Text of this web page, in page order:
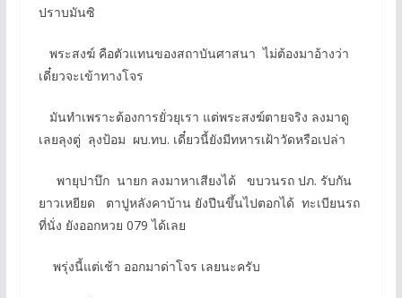
ปราบมันซิ
พระสงฆ์ คือตัวแทนของสถาบันศาสนา ไม่ต้องมาอ้างว่า
เดี๋ยวจะเข้าทางโจร
มันทำเพราะต้องการยั่วยุเรา แต่พระสงฆ์ตายจริง ลงมาดู
เลยลุงตู่ ลุงป้อม ผบ.ทบ. เดี๋ยวนี้ยังมีทหารเฝ้าวัดหรือเปล่า
พายุปาบึก นายก ลงมาหาเสียงได้ ขบวนรถ ปภ. รับกัน
ยาวเหยียด ตาปูหลังคาบ้าน ยังปีนขึ้นไปตอกได้ ทะเบียนรถ
ที่นั่ง ยังออกหวย 079 ได้เลย
พรุ่งนี้แต่เช้า ออกมาด่าโจร เลยนะครับ